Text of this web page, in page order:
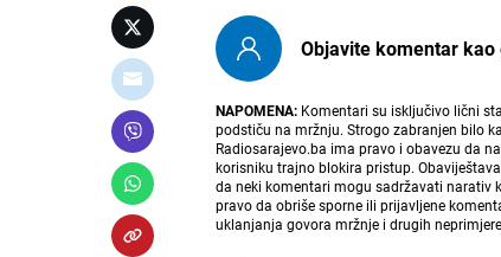
Objavite komentar
NAPOMENA: Komentari su isključivo lični
podstiču na mržnju. Strogo zabranjen bilo
Radiosarajevo.ba ima pravo i obavezu da
korisniku trajno blokira pristup.
da neki komentari mogu sadržavati narativ
pravo da obriše sporne ili prijavljene
uklanjanja govora mržnje i drugih